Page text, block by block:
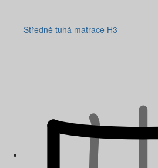
Středně tuhá matrace H3